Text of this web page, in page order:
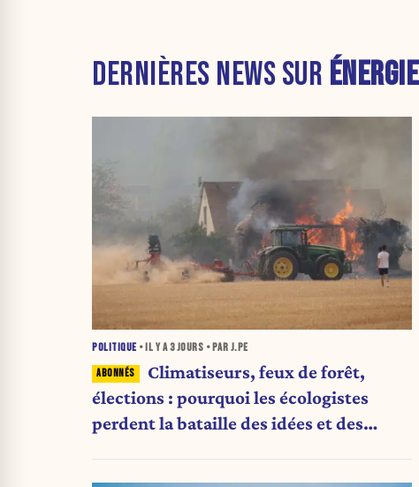
DERNIÈRES NEWS SUR ÉNERGIE
POLITIQUE • IL Y A3 JOURS • PAR J.PE
Climatiseurs, feux de forêt,
élections : pourquoi les écologistes
perdent la bataille des idées et des